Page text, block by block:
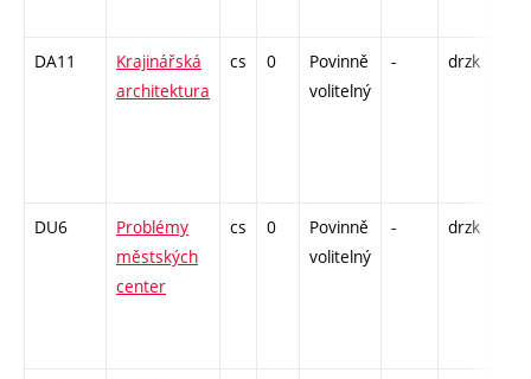
DA11
Krajinářská
architektura
cs 0
Povinně
volitelný
- drzk
DU6
Problémy
městských
center
cs 0
Povinně
volitelný
- drzk